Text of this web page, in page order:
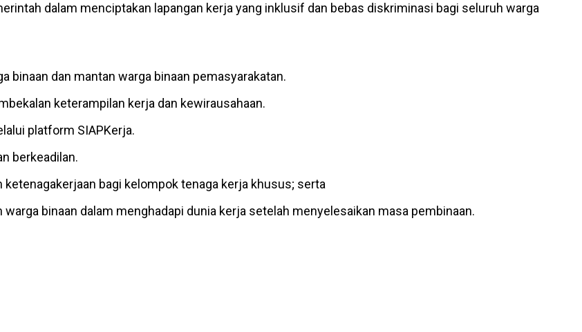
dalam menciptakan lapangan kerja yang inklusif dan bebas diskriminasi bagi seluruh warga
binaan dan mantan warga binaan pemasyarakatan.
keterampilan kerja dan kewirausahaan.
platform SIAPKerja.
berkeadilan.
bagi kelompok tenaga kerja khusus; serta
binaan dalam menghadapi dunia kerja setelah menyelesaikan masa pembinaan.